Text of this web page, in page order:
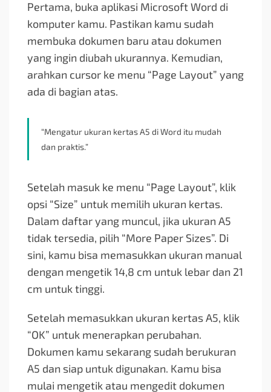
Pertama, buka aplikasi Microsoft Word di
komputer kamu. Pastikan kamu sudah
membuka dokumen baru atau dokumen
yang ingin diubah ukurannya. Kemudian,
arahkan cursor ke menu “Page Layout” yang
ada di bagian atas.
“Mengatur ukuran kertas A5 di Word itu mudah
dan praktis.”
Setelah masuk ke menu “Page Layout”, klik
opsi “Size” untuk memilih ukuran kertas.
Dalam daftar yang muncul, jika ukuran A5
tidak tersedia, pilih “More Paper Sizes”. Di
sini, kamu bisa memasukkan ukuran manual
dengan mengetik 14,8 cm untuk lebar dan 21
cm untuk tinggi.
Setelah memasukkan ukuran kertas A5, klik
“OK” untuk menerapkan perubahan.
Dokumen kamu sekarang sudah berukuran
A5 dan siap untuk digunakan. Kamu bisa
mulai mengetik atau mengedit dokumen